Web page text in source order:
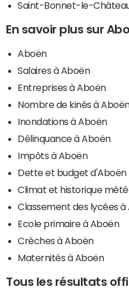
Saint-Bonnet-le-
En savoir plus sur
Aboën
Salaires à Aboën
Entreprises à Aboën
Nombre de kinés à
Inondations à Aboën
Délinquance à Aboën
Impôts à Aboën
Dette et budget d'Aboën
Climat et historique
Classement des lycées à
Ecole primaire à Aboën
Crèches à Aboën
Maternités à Aboën
Tous les résultats